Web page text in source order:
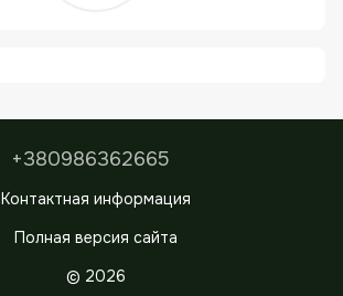
+380986362665
Контактная информация
Полная версия сайта
© 2026